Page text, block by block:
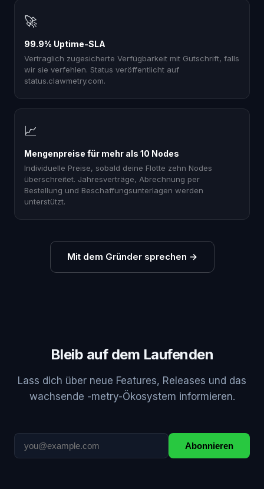
🚀
99.9% Uptime-SLA
Vertraglich zugesicherte Verfügbarkeit mit Gutschrift, falls
wir sie verfehlen. Status veröffentlicht auf
status.clawmetry.com.
📈
Mengenpreise für mehr als 10 Nodes
Individuelle Preise, sobald deine Flotte zehn Nodes
überschreitet. Jahresverträge, Abrechnung per
Bestellung und Beschaffungsunterlagen werden
unterstützt.
Mit dem Gründer sprechen →
Bleib auf dem Laufenden
Lass dich über neue Features, Releases und das
wachsende -metry-Ökosystem informieren.
Abonnieren